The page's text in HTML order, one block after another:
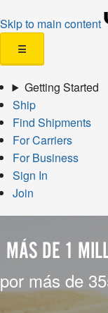
Skip to main content
☰
Getting Started
Ship
Find Shipments
For Carriers
For Business
Sign In
Join
MÁS DE 1
por más de